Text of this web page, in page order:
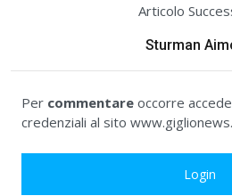
Articolo
Sturman
Per commentare occorre
credenziali al sito
Login